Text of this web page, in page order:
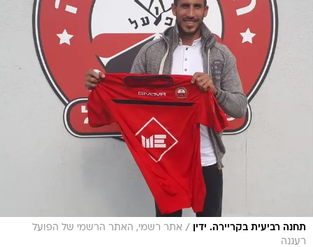
תחנה רביעית בקריירה. ידין / אתר רשמי, האתר הרשמי של הפועל
רעננה